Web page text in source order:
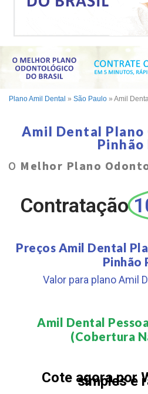
Plano Amil Dental » São Paulo » Amil
Amil Dental
Pinhão
O Melhor Plano
Contratação
Preços Amil Dental
Pinhão
Valor para plano Amil
Amil Dental
(Cobertura
Cote agora por
simples e